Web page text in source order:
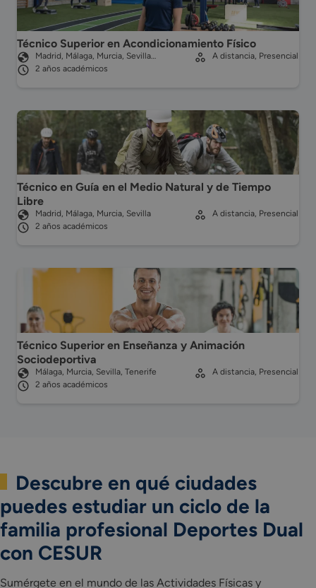
Técnico Superior en Acondicionamiento Físico
Madrid, Málaga, Murcia, Sevilla…
2 años académicos
A distancia, Presencial
Técnico en Guía en el Medio Natural y de Tiempo
Libre
Madrid, Málaga, Murcia, Sevilla
2 años académicos
A distancia, Presencial
Técnico Superior en Enseñanza y Animación
Sociodeportiva
Málaga, Murcia, Sevilla, Tenerife
2 años académicos
A distancia, Presencial
Descubre en qué ciudades
puedes estudiar un ciclo de la
familia profesional Deportes Dual
con CESUR
Sumérgete en el mundo de las Actividades Físicas y